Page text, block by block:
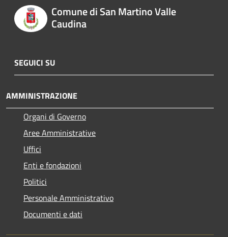
Comune di San Martino Valle
Caudina
SEGUICI SU
AMMINISTRAZIONE
Organi di Governo
Aree Amministrative
Uffici
Enti e fondazioni
Politici
Personale Amministrativo
Documenti e dati